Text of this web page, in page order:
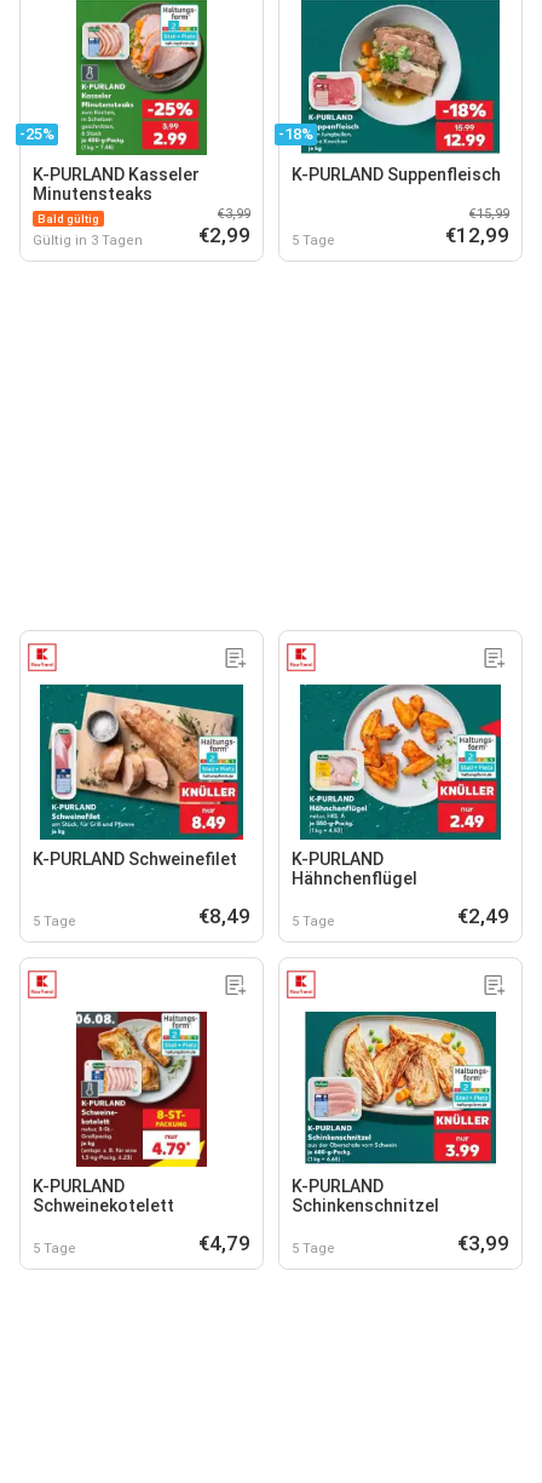
-25%
K-PURLAND Kasseler
Minutensteaks
Bald gültig
Gültig in 3 Tagen
€3,99
€2,99
-18%
K-PURLAND Suppenfleisch
5 Tage
€15,99
€12,99
K-PURLAND Schweinefilet
5 Tage €8,49
K-PURLAND
Hähnchenflügel
5 Tage €2,49
K-PURLAND
Schweinekotelett
5 Tage €4,79
K-PURLAND
Schinkenschnitzel
5 Tage €3,99